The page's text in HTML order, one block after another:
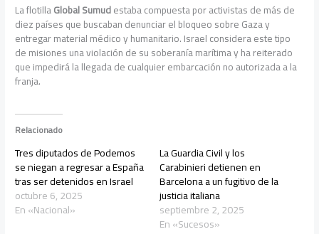
La flotillaGlobal Sumudestaba compuesta por activistas de más de
diez países que buscaban denunciar el bloqueo sobre Gaza y
entregar material médico y humanitario. Israel considera este tipo
de misiones una violación de su soberanía marítima y ha reiterado
que impedirá la llegada de cualquier embarcación no autorizada a la
franja.
Relacionado
Tres diputados de Podemos
se niegan a regresar a España
tras ser detenidos en Israel
octubre 6, 2025
En «Nacional»
La Guardia Civil y los
Carabinieri detienen en
Barcelona a un fugitivo de la
justicia italiana
septiembre 2, 2025
En «Sucesos»